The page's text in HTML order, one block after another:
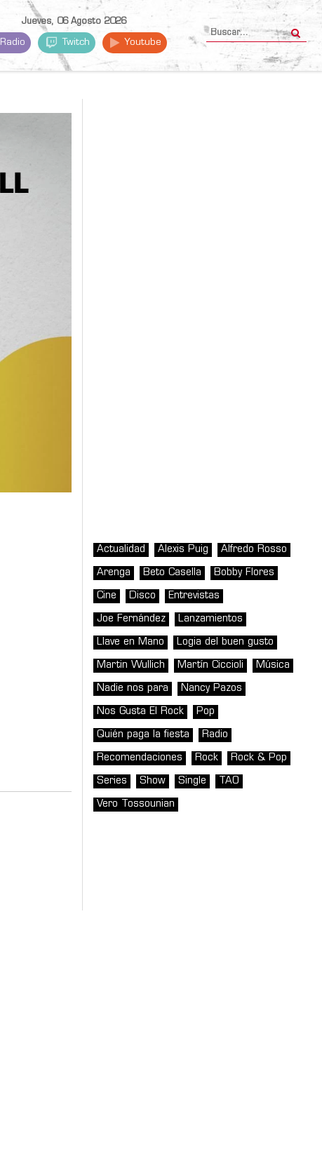
Jueves, 06 Agosto 2026
Radio Twitch Youtube
Actualidad Alexis Puig Alfredo Rosso
Arenga Beto Casella Bobby Flores
Cine Disco Entrevistas
Joe Fernández Lanzamientos
Llave en Mano Logia del buen gusto
Martin Wullich Martín Ciccioli Música
Nadie nos para Nancy Pazos
Nos Gusta El Rock Pop
Quién paga la fiesta Radio
Recomendaciones Rock Rock & Pop
Series Show Single TAO
Vero Tossounian